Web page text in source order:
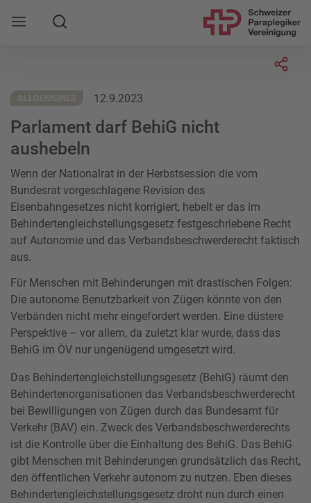
Mobile Navigation öffnen
Suche
ALLGEMEINES 12.9.2023
Parlament darf BehiG nicht
aushebeln
Wenn der Nationalrat in der Herbstsession die vom
Bundesrat vorgeschlagene Revision des
Eisenbahngesetzes nicht korrigiert, hebelt er das im
Behindertengleichstellungsgesetz festgeschriebene Recht
auf Autonomie und das Verbandsbeschwerderecht faktisch
aus.
Für Menschen mit Behinderungen mit drastischen Folgen:
Die autonome Benutzbarkeit von Zügen könnte von den
Verbänden nicht mehr eingefordert werden. Eine düstere
Perspektive – vor allem, da zuletzt klar wurde, dass das
BehiG im ÖV nur ungenügend umgesetzt wird.
Das Behindertengleichstellungsgesetz (BehiG) räumt den
Behindertenorganisationen das Verbandsbeschwerderecht
bei Bewilligungen von Zügen durch das Bundesamt für
Verkehr (BAV) ein. Zweck des Verbandsbeschwerderechts
ist die Kontrolle über die Einhaltung des BehiG. Das BehiG
gibt Menschen mit Behinderungen grundsätzlich das Recht,
den öffentlichen Verkehr autonom zu nutzen. Eben dieses
Behindertengleichstellungsgesetz droht nun durch einen